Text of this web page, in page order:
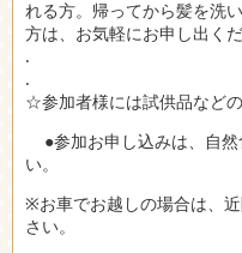
れる方。帰ってから髪を洗
方は、お気軽にお申し出くだ
.
.
☆参加者様には試供品など
●参加お申し込みは、自然
い。
※お車でお越しの場合は、
さい。